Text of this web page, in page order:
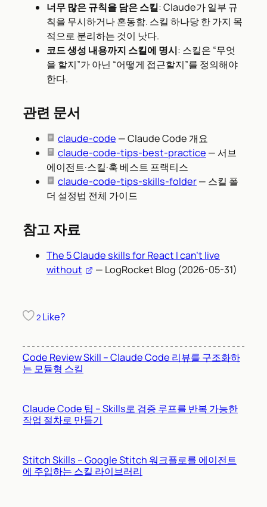
너무 많은 규칙을 담은 스킬: Claude가 일부 규
칙을 무시하거나 혼동함. 스킬 하나당 한 가지 목
적으로 분리하는 것이 낫다.
코드 생성 내용까지 스킬에 명시: 스킬은 “무엇
을 할지”가 아닌 “어떻게 접근할지”를 정의해야
한다.
관련 문서
claude-code — Claude Code 개요
claude-code-tips-best-practice — 서브
에이전트·스킬·훅 베스트 프랙티스
claude-code-tips-skills-folder— 스킬 폴
더 설정법 전체 가이드
참고 자료
The 5 Claude skills for React I can’t live
without
— LogRocket Blog (2026-05-31)
2 Like?
Code Review Skill – Claude Code 리뷰를 구조화하
는 모듈형 스킬
Claude Code 팁 – Skills로 검증 루프를 반복 가능한
작업 절차로 만들기
Stitch Skills – Google Stitch 워크플로를 에이전트
에 주입하는 스킬 라이브러리